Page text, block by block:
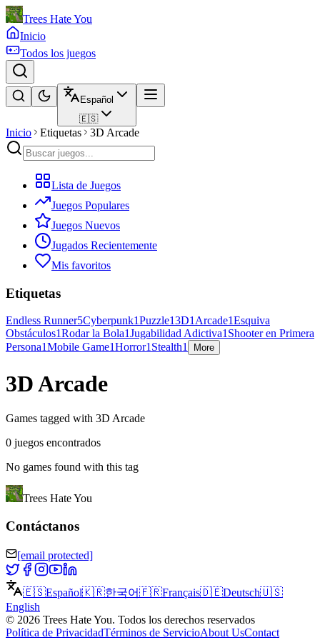
Trees Hate You
Inicio
Todos los juegos
Español
🇪🇸
Inicio Etiquetas 3D Arcade
Lista de Juegos
Juegos Populares
Juegos Nuevos
Jugados Recientemente
Mis favoritos
Etiquetas
Endless Runner5Cyberpunk1Puzzle13D1Arcade1Esquiva
Obstáculos1Rodar la Bola1Jugabilidad Adictiva1Shooter en Primera
Persona1Mobile Game1Horror1Stealth1 More
3D Arcade
Games tagged with 3D Arcade
0 juegos encontrados
No games found with this tag
Trees Hate You
Contáctanos
[email protected]
🇪🇸Español🇰🇷한국어🇫🇷Français🇩🇪Deutsch🇺🇸
English
© 2026 Trees Hate You. Todos los derechos reservados
Política de PrivacidadTérminos de ServicioAbout UsContact